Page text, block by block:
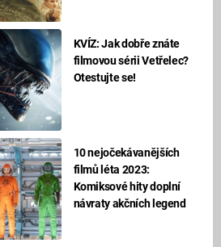
KVÍZ: Jak dobře znáte
filmovou sérii Vetřelec?
Otestujte se!
10 nejočekávanějších
filmů léta 2023:
Komiksové hity doplní
návraty akčních legend